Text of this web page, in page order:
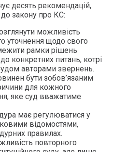
десять рекомендацій,
закону про КС:
можливість
уточнення щодо свого
рамки рішень
конкретних питань, котрі
авторами звернень.
бути зобов’язаним
для кожного
яке суд вважатиме
має регулюватися у
відомостями,
правилах.
повторного